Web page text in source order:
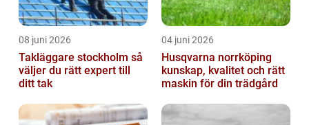
08 juni 2026
Takläggare stockholm så
väljer du rätt expert till
ditt tak
04 juni 2026
Husqvarna norrköping
kunskap, kvalitet och rätt
maskin för din trädgård